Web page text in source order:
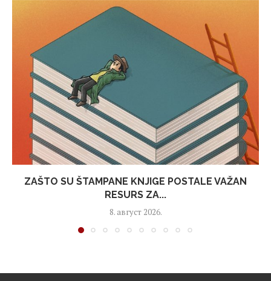
ZAŠTO SU ŠTAMPANE KNJIGE POSTALE VAŽAN
RESURS ZA...
8. август 2026.